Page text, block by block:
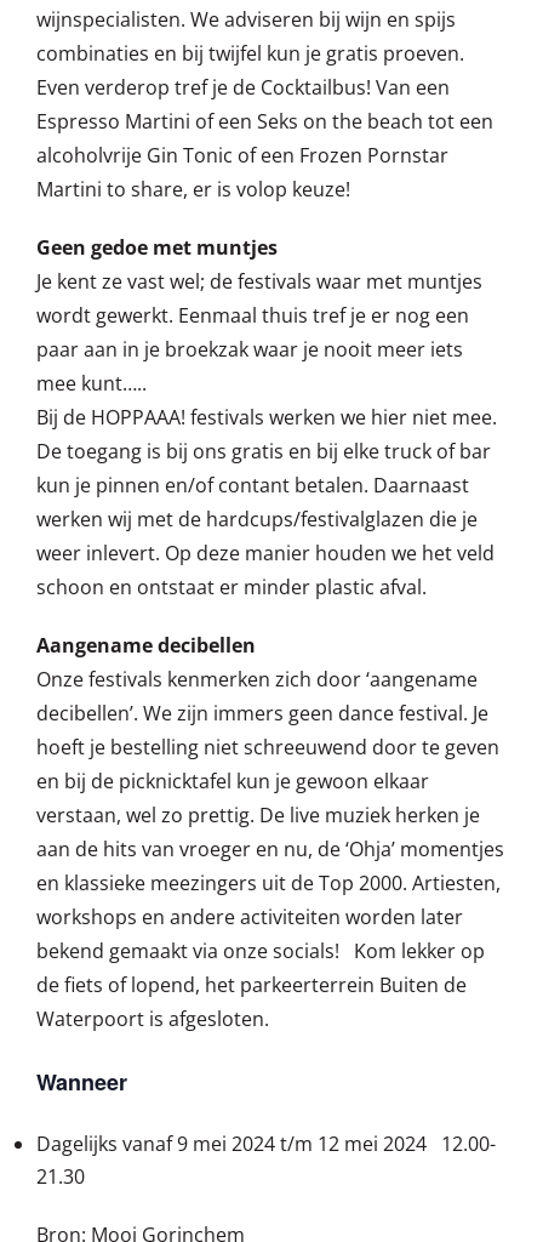
wijnspecialisten. We adviseren bij wijn en spijs
combinaties en bij twijfel kun je gratis proeven.
Even verderop tref je de Cocktailbus! Van een
Espresso Martini of een Seks on the beach tot een
alcoholvrije Gin Tonic of een Frozen Pornstar
Martini to share, er is volop keuze!
Geen gedoe met muntjes
Je kent ze vast wel; de festivals waar met muntjes
wordt gewerkt. Eenmaal thuis tref je er nog een
paar aan in je broekzak waar je nooit meer iets
mee kunt…..
Bij de HOPPAAA! festivals werken we hier niet mee.
De toegang is bij ons gratis en bij elke truck of bar
kun je pinnen en/of contant betalen. Daarnaast
werken wij met de hardcups/festivalglazen die je
weer inlevert. Op deze manier houden we het veld
schoon en ontstaat er minder plastic afval.
Aangename decibellen
Onze festivals kenmerken zich door ‘aangename
decibellen’. We zijn immers geen dance festival. Je
hoeft je bestelling niet schreeuwend door te geven
en bij de picknicktafel kun je gewoon elkaar
verstaan, wel zo prettig. De live muziek herken je
aan de hits van vroeger en nu, de ‘Ohja’ momentjes
en klassieke meezingers uit de Top 2000. Artiesten,
workshops en andere activiteiten worden later
bekend gemaakt via onze socials! Kom lekker op
de fiets of lopend, het parkeerterrein Buiten de
Waterpoort is afgesloten.
Wanneer
Dagelijks vanaf 9 mei 2024 t/m 12 mei 2024 12.00-
21.30
Bron: Mooi Gorinchem